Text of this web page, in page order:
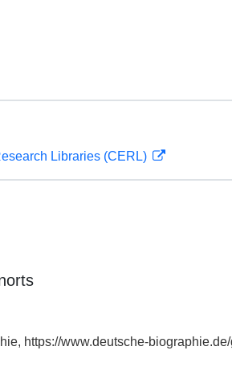
Libraries (CERL)
https://www.deutsche-